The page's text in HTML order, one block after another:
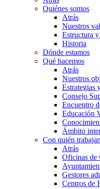
Quiénes somos
Atrás
Nuestros
Estructura
Historia
Dónde estamos
Qué hacemos
Atrás
Nuestros
Estrategias
Consejo
Encuentro
Educación
Ámbito
Con quién
Atrás
Oficinas de
Gestores
Centros de